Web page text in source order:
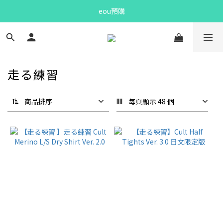
Bandit Summer
eou預購
Bandit Summer
走る練習
商品排序 每頁顯示 48 個